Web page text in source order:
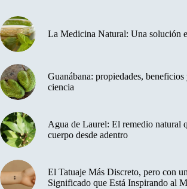
La Medicina Natural: Una solución
Guanábana: propiedades,
ciencia
Agua de Laurel: El remedio natural
cuerpo desde adentro
El Tatuaje Más Discreto, pero con
Significado que Está Inspirando al